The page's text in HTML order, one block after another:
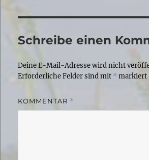
Schreibe einen
Deine E-Mail-Adresse wird nicht
Erforderliche Felder sind mit * markiert
KOMMENTAR *